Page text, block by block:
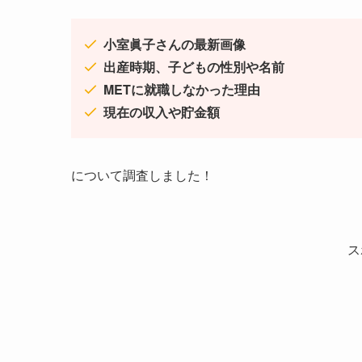
小室眞子さんの最新画像
出産時期、子どもの性別や名前
METに就職しなかった理由
現在の収入や貯金額
について調査しました！